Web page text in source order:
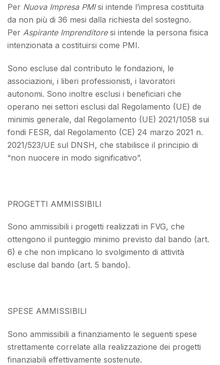
Per Nuova Impresa PMIsi intende l’impresa costituita
da non più di 36 mesi dalla richiesta del sostegno.
Per Aspirante Imprenditoresi intende la persona fisica
intenzionata a costituirsi come PMI.
Sono escluse dal contributo le fondazioni, le
associazioni, i liberi professionisti, i lavoratori
autonomi. Sono inoltre esclusi i beneficiari che
operano nei settori esclusi dal Regolamento (UE) de
minimis generale, dal Regolamento (UE) 2021/1058 sui
fondi FESR, dal Regolamento (CE) 24 marzo 2021 n.
2021/523/UE sul DNSH, che stabilisce il principio di
“non nuocere in modo significativo”.
PROGETTI AMMISSIBILI
Sono ammissibili i progetti realizzati in FVG, che
ottengono il punteggio minimo previsto dal bando (art.
6) e che non implicano lo svolgimento di attività
escluse dal bando (art. 5 bando).
SPESE AMMISSIBILI
Sono ammissibili a finanziamento le seguenti spese
strettamente correlate alla realizzazione dei progetti
finanziabili effettivamente sostenute.